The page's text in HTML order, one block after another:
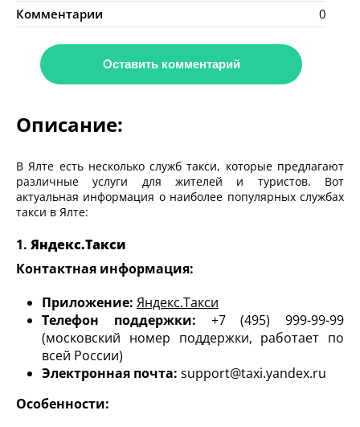
Комментарии
0
Оставить комментарий
Описание:
В Ялте есть несколько служб такси, которые предлагают
различные услуги для жителей и туристов. Вот
актуальная информация о наиболее популярных службах
такси в Ялте:
1. Яндекс.Такси
Контактная информация:
Приложение: Яндекс.Такси
Телефон поддержки: +7 (495) 999-99-99
(московский номер поддержки, работает по
всей России)
Электронная почта: support@taxi.yandex.ru
Особенности: